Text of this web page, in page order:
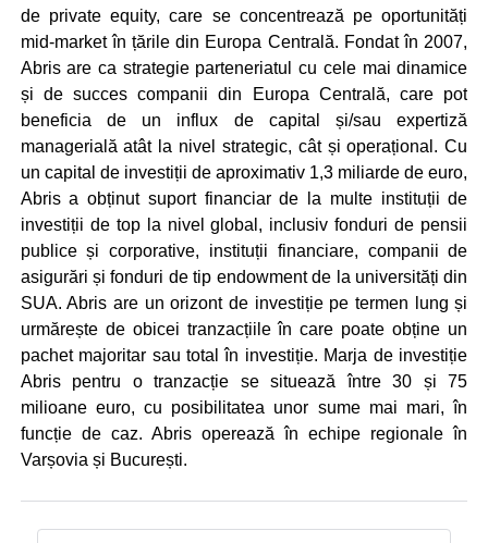
de private equity, care se concentrează pe oportunități
mid-market în țările din Europa Centrală. Fondat în 2007,
Abris are ca strategie parteneriatul cu cele mai dinamice
și de succes companii din Europa Centrală, care pot
beneficia de un influx de capital și/sau expertiză
managerială atât la nivel strategic, cât și operațional. Cu
un capital de investiții de aproximativ 1,3 miliarde de euro,
Abris a obținut suport financiar de la multe instituții de
investiții de top la nivel global, inclusiv fonduri de pensii
publice și corporative, instituții financiare, companii de
asigurări și fonduri de tip endowment de la universități din
SUA. Abris are un orizont de investiție pe termen lung și
urmărește de obicei tranzacțiile în care poate obține un
pachet majoritar sau total în investiție. Marja de investiție
Abris pentru o tranzacție se situează între 30 și 75
milioane euro, cu posibilitatea unor sume mai mari, în
funcție de caz. Abris operează în echipe regionale în
Varșovia și București.